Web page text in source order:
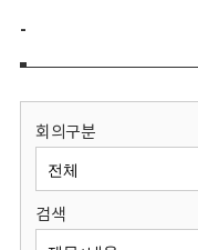
보
원
-
회의구분
검색